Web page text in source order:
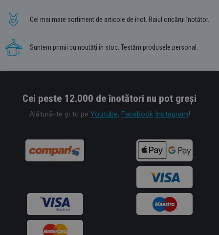
Cel mai mare sortiment de articole de înot. Raiul oricărui înotător.
Suntem primii cu noutăți în stoc. Testăm produsele personal.
Cei peste 12.000 de înotători nu pot greși
Alătură-te și tu pe Youtube, Facebook Instagram!